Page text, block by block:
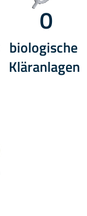
0
biologische
Kläranlagen